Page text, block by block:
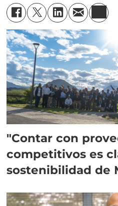
"Contar con
competitivos es
sostenibilidad de